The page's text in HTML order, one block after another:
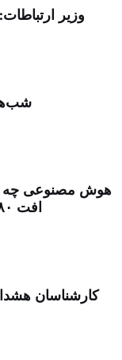
وزیر
شب‌ها
هوش مصنوعی چه
افت ۸۰ درصدی بازدید از سایت‌ها
کارشناسان